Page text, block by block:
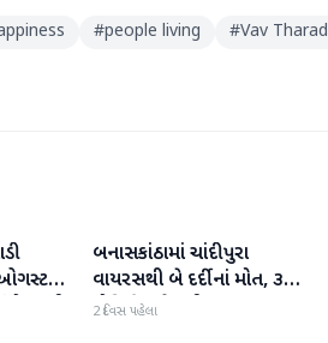
#people living #Vav Tharad
બનાસકાંઠા
બનાસકાંઠામાં ચાંદીપુરા
વાયરસથી બે દર્દીનાં મોત, ૩
પોઝિટિવ કેસથી ફફડાટ
2 દિવસ પહેલા